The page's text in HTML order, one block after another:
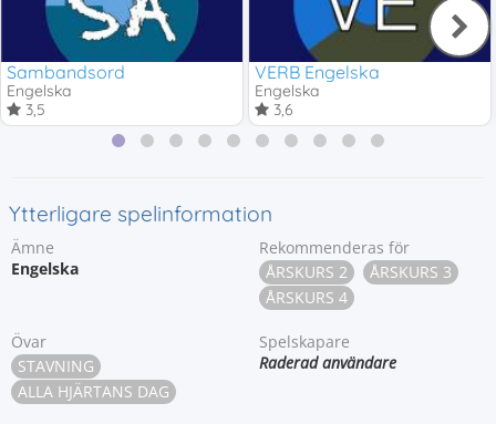
Sambandsord
Engelska
3,5
VERB Engelska
Engelska
3,6
Ytterligare spelinformation
Ämne
Engelska
Rekommenderas för
ÅRSKURS 2
ÅRSKURS 3
ÅRSKURS 4
Övar
STAVNING
ALLA HJÄRTANS DAG
Spelskapare
Raderad användare